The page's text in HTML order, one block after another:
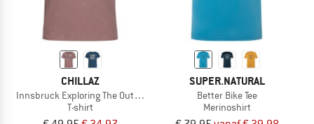
CHILLAZ
Innsbruck Exploring The Outdoors
T-shirt
SUPER.NATURAL
Better Bike Tee
Merinoshirt